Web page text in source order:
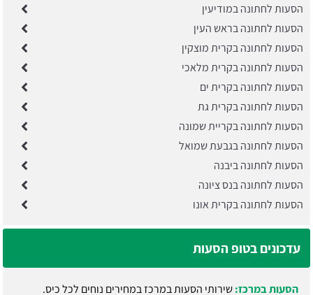
הסעות לחתונה במודיעין
הסעות לחתונה בראש העין
הסעות לחתונה בקרית מוצקין
הסעות לחתונה בקרית מלאכי
הסעות לחתונה בקרית ים
הסעות לחתונה בקרית גת
הסעות לחתונה בקריית שמונה
הסעות לחתונה בגבעת שמואל
הסעות לחתונה ביבנה
הסעות לחתונה בנס ציונה
הסעות לחתונה בקרית אונו
עדכונים בטופ הסעות
הסעות במרכז:שירותי הסעות במרכז במחירים נוחים לכל כיס.
עודכן לאחרונה:21/07/2026, בשעה 13:03